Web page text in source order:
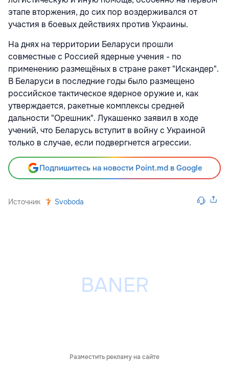
этапе вторжения, до сих пор воздерживался от
участия в боевых действиях против Украины.
На днях на территории Беларуси прошли
совместные с Россией ядерные учения - по
применению размещёных в стране ракет "Искандер".
В Беларуси в последние годы было размещено
российское тактическое ядерное оружие и, как
утверждается, ракетные комплексы средней
дальности "Орешник". Лукашенко заявил в ходе
учений, что Беларусь вступит в войну с Украиной
только в случае, если подвергнется агрессии.
Подпишитесь на новости Point.md в Google
Источник Svoboda
Разместить рекламу на сайте